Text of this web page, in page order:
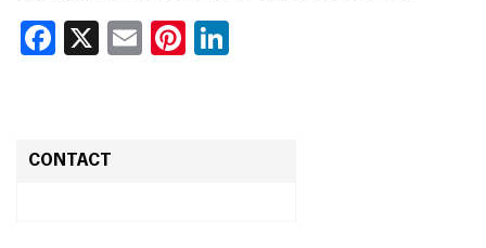
Facebook
X EmailPinterest
CONTACT